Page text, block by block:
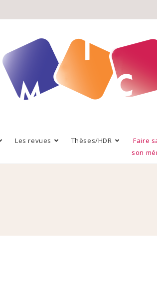
Les revues Thèses/HDR
Faire
son